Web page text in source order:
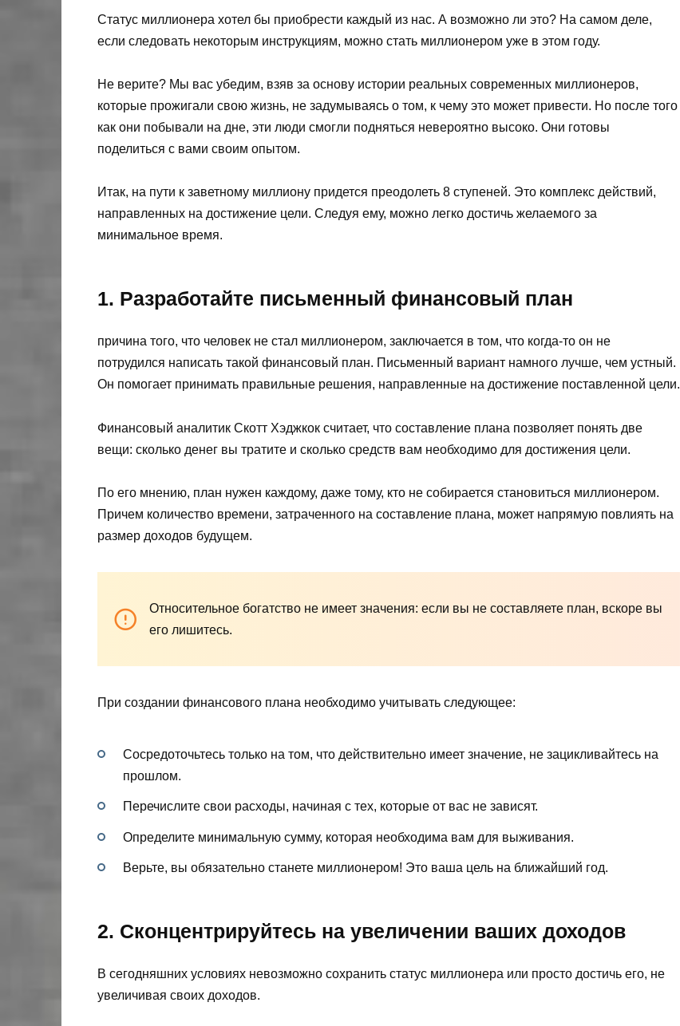
Статус миллионера хотел бы приобрести каждый из нас. А возможно ли это? На самом деле,
если следовать некоторым инструкциям, можно стать миллионером уже в этом году.
Не верите? Мы вас убедим, взяв за основу истории реальных современных миллионеров,
которые прожигали свою жизнь, не задумываясь о том, к чему это может привести. Но после того
как они побывали на дне, эти люди смогли подняться невероятно высоко. Они готовы
поделиться с вами своим опытом.
Итак, на пути к заветному миллиону придется преодолеть 8 ступеней. Это комплекс действий,
направленных на достижение цели. Следуя ему, можно легко достичь желаемого за
минимальное время.
1. Разработайте письменный финансовый план
причина того, что человек не стал миллионером, заключается в том, что когда-то он не
потрудился написать такой финансовый план. Письменный вариант намного лучше, чем устный.
Он помогает принимать правильные решения, направленные на достижение поставленной цели.
Финансовый аналитик Скотт Хэджкок считает, что составление плана позволяет понять две
вещи: сколько денег вы тратите и сколько средств вам необходимо для достижения цели.
По его мнению, план нужен каждому, даже тому, кто не собирается становиться миллионером.
Причем количество времени, затраченного на составление плана, может напрямую повлиять на
размер доходов будущем.
Относительное богатство не имеет значения: если вы не составляете план, вскоре вы
его лишитесь.
При создании финансового плана необходимо учитывать следующее:
Сосредоточьтесь только на том, что действительно имеет значение, не зацикливайтесь на
прошлом.
Перечислите свои расходы, начиная с тех, которые от вас не зависят.
Определите минимальную сумму, которая необходима вам для выживания.
Верьте, вы обязательно станете миллионером! Это ваша цель на ближайший год.
2. Сконцентрируйтесь на увеличении ваших доходов
В сегодняшних условиях невозможно сохранить статус миллионера или просто достичь его, не
увеличивая своих доходов.